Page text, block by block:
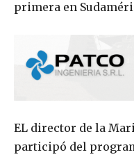
primera en
EL director de la
participó del